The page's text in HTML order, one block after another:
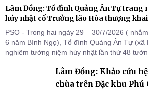
Lâm Đồng: Tổ đình Quảng Ân Tự
húy nhật cố Trưởng lão Hòa thượng
PSO - Trong hai ngày 29 – 30/7/2026 (
6 năm Bính Ngọ), Tổ đình Quảng Ân Tự (xã
nghiêm tưởng niệm húy nhật lần thứ 48
Chư Tôn đức Tăng Ni, môn đồ pháp quyến
Phật tử đã đồng vân tập về đạo tràng, th
Lâm Đồng: Khảo cứu
chùa trên Đặc khu Phú